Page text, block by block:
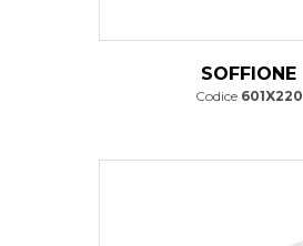
SOFFIONE
Codice 601X220